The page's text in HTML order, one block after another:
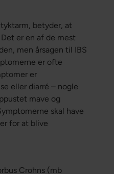
betyder, at
er en af de mest
men årsagen til IBS
er ofte
er
eller diarré – nogle
mave og
skal have
for at blive
Crohns (mb